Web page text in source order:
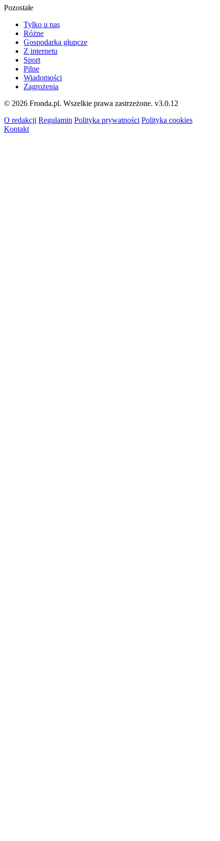
Pozostałe
Tylko u nas
Różne
Gospodarka głupcze
Z internetu
Sport
Pilne
Wiadomości
Zagrożenia
© 2026 Fronda.pl. Wszelkie prawa zastrzeżone. v3.0.12
O redakcji Regulamin Polityka prywatności Polityka cookies
Kontakt